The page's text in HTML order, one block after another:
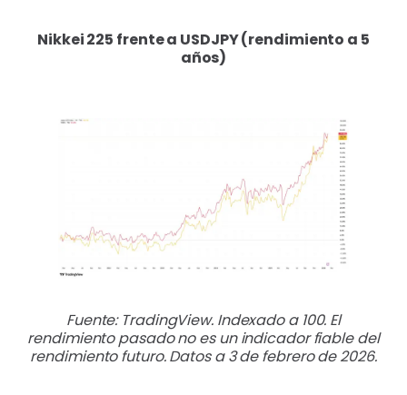
Nikkei 225 frente a USDJPY (rendimiento a 5
años)
Fuente: TradingView. Indexado a 100. El
rendimiento pasado no es un indicador fiable del
rendimiento futuro. Datos a 3 de febrero de 2026.